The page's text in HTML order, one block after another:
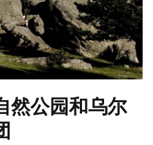
然公园和乌尔